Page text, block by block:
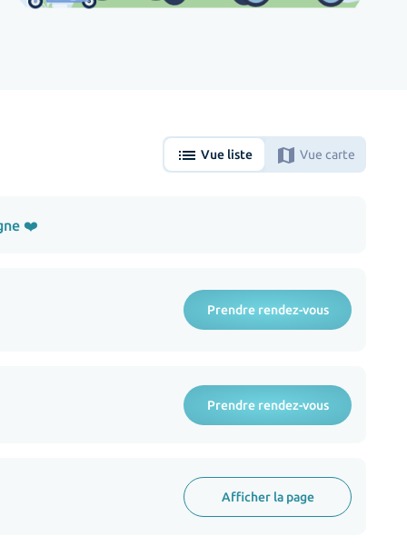
list Vue liste map Vue carte
❤️
Prendre rendez-vous
Prendre rendez-vous
Afficher la page